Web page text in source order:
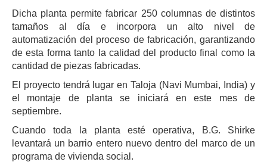
Dicha planta permite fabricar 250 columnas de distintos
tamaños al día e incorpora un alto nivel de
automatización del proceso de fabricación, garantizando
de esta forma tanto la calidad del producto final como la
cantidad de piezas fabricadas.
El proyecto tendrá lugar en Taloja (Navi Mumbai, India) y
el montaje de planta se iniciará en este mes de
septiembre.
Cuando toda la planta esté operativa, B.G. Shirke
levantará un barrio entero nuevo dentro del marco de un
programa de vivienda social.